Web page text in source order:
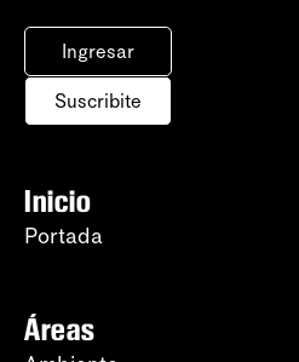
Ingresar
Suscribite
Inicio
Portada
Áreas